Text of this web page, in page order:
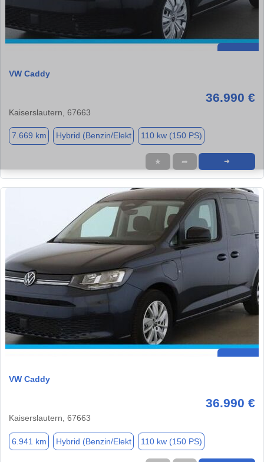
VW Caddy
36.990 €
Kaiserslautern, 67663
7.669 km Hybrid (Benzin/Elekt 110 kw (150 PS)
★ ➦ ➜
VW Caddy
36.990 €
Kaiserslautern, 67663
6.941 km Hybrid (Benzin/Elekt 110 kw (150 PS)